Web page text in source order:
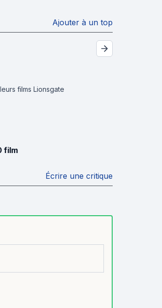
Ajouter à un top
films Lionsgate
film
Écrire une critique